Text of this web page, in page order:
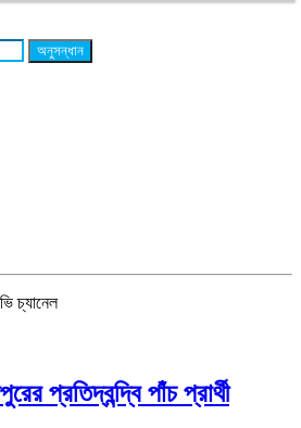
অনুসন্ধান
চ্যানেল
প্রতিদ্বন্দ্বি পাঁচ প্রার্থী